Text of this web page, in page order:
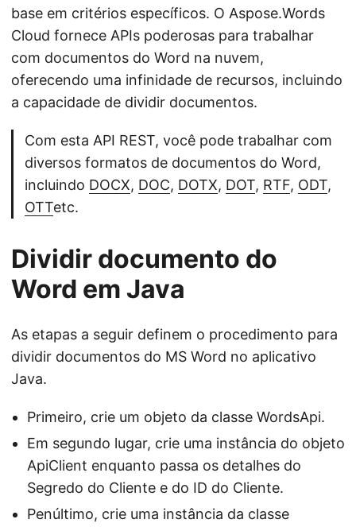
base em critérios específicos. O Aspose.Words
Cloud fornece APIs poderosas para trabalhar
com documentos do Word na nuvem,
oferecendo uma infinidade de recursos, incluindo
a capacidade de dividir documentos.
Com esta API REST, você pode trabalhar com
diversos formatos de documentos do Word,
incluindo DOCX, DOC, DOTX, DOT, RTF, ODT,
OTTetc.
Dividir documento do
Word em Java
As etapas a seguir definem o procedimento para
dividir documentos do MS Word no aplicativo
Java.
Primeiro, crie um objeto da classe WordsApi.
Em segundo lugar, crie uma instância do objeto
ApiClient enquanto passa os detalhes do
Segredo do Cliente e do ID do Cliente.
Penúltimo, crie uma instância da classe